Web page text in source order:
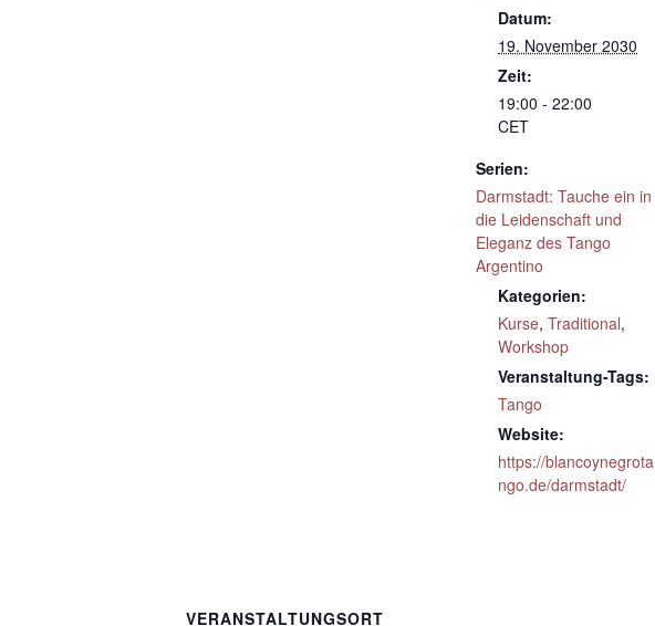
Datum:
19. November 2030
Zeit:
19:00 - 22:00
CET
Serien:
Darmstadt: Tauche ein in
die Leidenschaft und
Eleganz des Tango
Argentino
Kategorien:
Kurse, Traditional,
Workshop
Veranstaltung-Tags:
Tango
Website:
https://blancoynegrota
ngo.de/darmstadt/
VERANSTALTUNGSORT